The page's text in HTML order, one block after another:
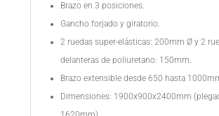
Brazo en 3 posiciones.
Gancho forjado y giratorio.
2 ruedas super-elásticas: 200mm Ø y 2
delanteras de poliuretano: 150mm.
Brazo extensible desde 650 hasta
Dimensiones: 1900x900x2400mm